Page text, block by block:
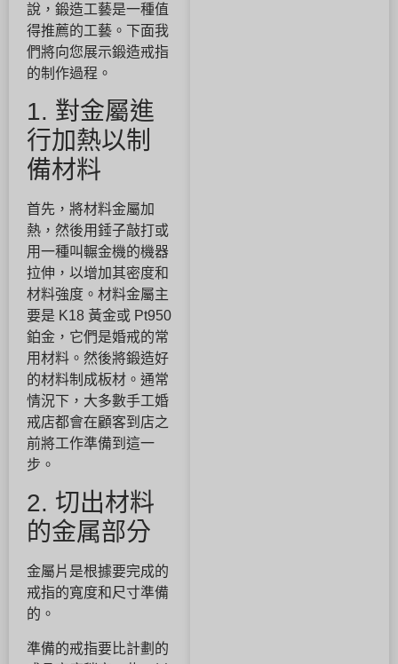
說，鍛造工藝是一種值
得推薦的工藝。下面我
們將向您展示鍛造戒指
的制作過程。
1. 對金屬進
行加熱以制
備材料
首先，將材料金屬加
熱，然後用錘子敲打或
用一種叫輾金機的機器
拉伸，以增加其密度和
材料強度。材料金屬主
要是 K18 黃金或 Pt950
鉑金，它們是婚戒的常
用材料。然後將鍛造好
的材料制成板材。通常
情況下，大多數手工婚
戒店都會在顧客到店之
前將工作準備到這一
步。
2. 切出材料
的金属部分
金屬片是根據要完成的
戒指的寬度和尺寸準備
的。
準備的戒指要比計劃的